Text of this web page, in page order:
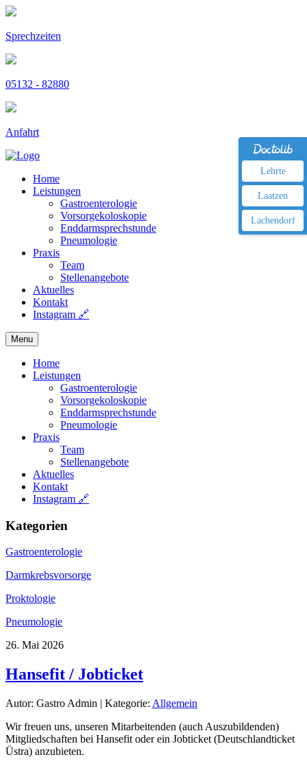
Lehrte
Laatzen
Lachendorf
Sprechzeiten
05132 - 82880
Anfahrt
Home
Leistungen
Gastroenterologie
Vorsorgekoloskopie
Enddarmsprechstunde
Pneumologie
Praxis
Team
Stellenangebote
Aktuelles
Kontakt
Instagram 🔗
Menu
Home
Leistungen
Gastroenterologie
Vorsorgekoloskopie
Enddarmsprechstunde
Pneumologie
Praxis
Team
Stellenangebote
Aktuelles
Kontakt
Instagram 🔗
Kategorien
Gastroenterologie
Darmkrebsvorsorge
Proktologie
Pneumologie
26. Mai 2026
Hansefit / Jobticket
Autor: Gastro Admin | Kategorie: Allgemein
Wir freuen uns, unseren Mitarbeitenden (auch Auszubildenden)
Mitgliedschaften bei Hansefit oder ein Jobticket (Deutschlandticket
Üstra) anzubieten.